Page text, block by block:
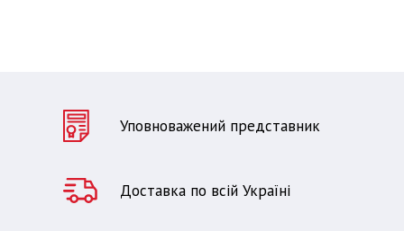
Уповноважений представник
Доставка по всій Україні